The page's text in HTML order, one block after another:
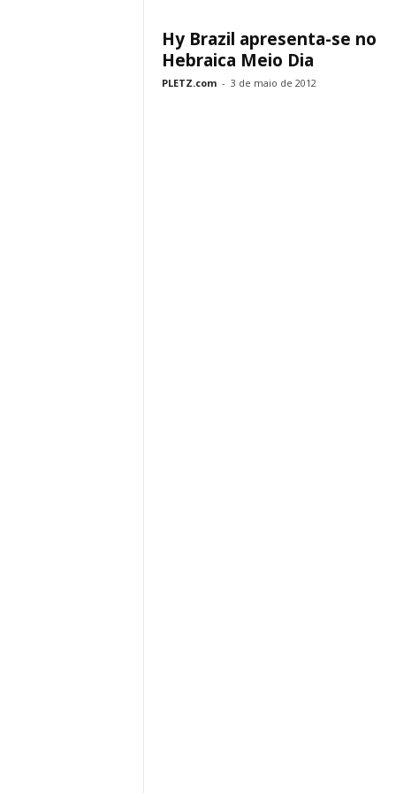
Hy Brazil apresenta-se no
Hebraica Meio Dia
PLETZ.com - 3 de maio de 2012